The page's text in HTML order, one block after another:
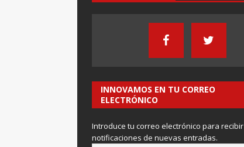
INNOVAMOS EN TU CORREO
ELECTRÓNICO
Introduce tu correo electrónico para recibir
notificaciones de nuevas entradas.